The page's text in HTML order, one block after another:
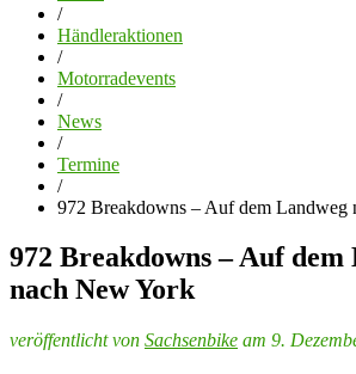
/
Händleraktionen
/
Motorradevents
/
News
/
Termine
/
972 Breakdowns – Auf dem Landweg
972 Breakdowns – Auf dem
nach New York
veröffentlicht von Sachsenbike am 9.